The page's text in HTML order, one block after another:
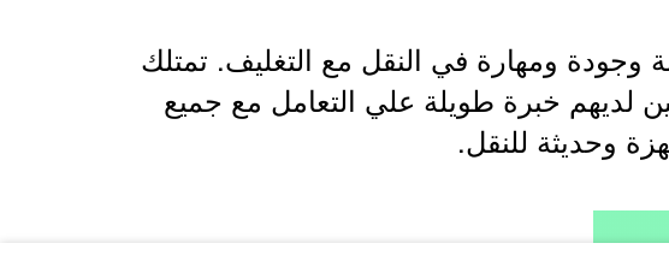
وجودة ومهارة في النقل مع التغليف. تمتلك
لديهم خبرة طويلة علي التعامل مع جميع
وحديثة للنقل.